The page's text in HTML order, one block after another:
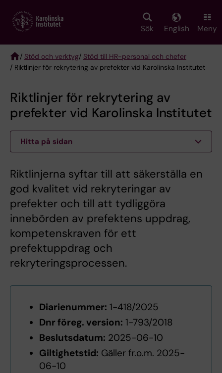
main
Sök English Meny
Breadcrumb
/ Stöd och verktyg/ Stöd till HR-personal och chefer
/ Riktlinjer för rekrytering av prefekter vid Karolinska Institutet
Riktlinjer för rekrytering av
prefekter vid Karolinska Institutet
Hitta på sidan
Riktlinjerna syftar till att säkerställa en
god kvalitet vid rekryteringar av
prefekter och till att tydliggöra
innebörden av prefektens uppdrag,
kompetenskraven för ett
prefektuppdrag och
rekryteringsprocessen.
Diarienummer: 1-418/2025
Dnr föreg. version: 1-793/2018
Beslutsdatum: 2025-06-10
Giltighetstid: Gäller fr.o.m. 2025-
06-10